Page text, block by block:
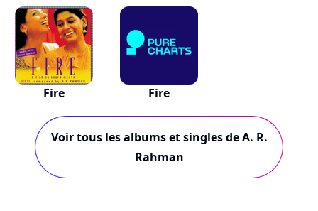
Fire Fire
Voir tous les albums et singles de A. R.
Rahman